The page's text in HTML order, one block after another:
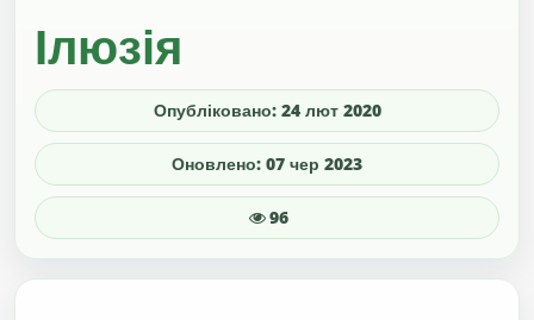
Ілюзія
Опубліковано: 24 лют 2020
Оновлено: 07 чер 2023
96